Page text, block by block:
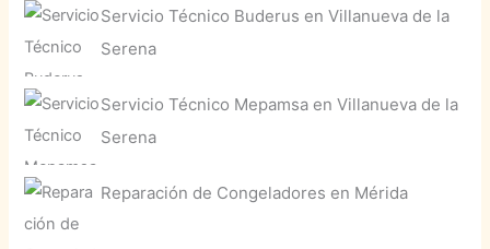
Servicio Técnico Buderus en Villanueva de la
Serena
Servicio Técnico Mepamsa en Villanueva de la
Serena
Reparación de Congeladores en Mérida